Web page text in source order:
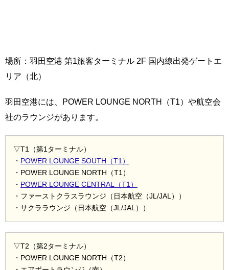
場所：羽田空港 第1旅客ターミナル 2F 国内線出発ゲートエ
リア（北）
羽田空港には、POWER LOUNGE NORTH（T1）や航空会
社のラウンジがあります。
▽T1（第1ターミナル）
・ POWER LOUNGE SOUTH（T1）
・POWER LOUNGE NORTH（T1）
・ POWER LOUNGE CENTRAL（T1）
・ファーストクラスラウンジ（日本航空（JL/JAL））
・サクララウンジ（日本航空（JL/JAL））
▽T2（第2ターミナル）
・POWER LOUNGE NORTH（T2）